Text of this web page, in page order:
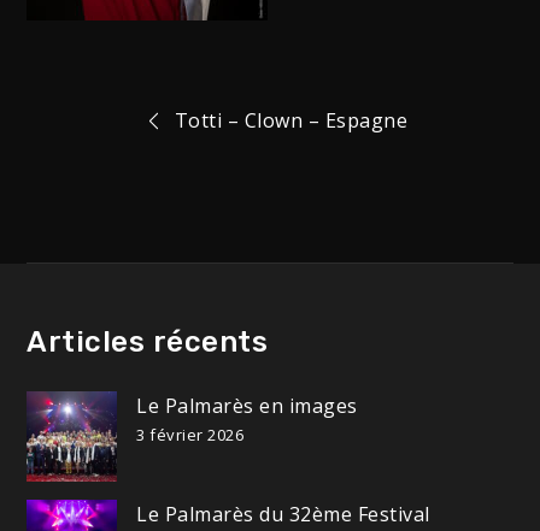
Navigation
l’article
Totti – Clown – Espagne
Articles récents
Le Palmarès en images
3 février 2026
Le Palmarès du 32ème Festival